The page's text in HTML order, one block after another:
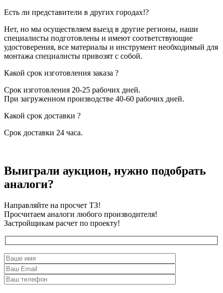
Есть ли представители в других городах!?
Нет, но мы осуществляем выезд в другие регионы, наши
специалисты подготовлены и имеют соответствующие
удостоверения, все материалы и инструмент необходимый для
монтажа специалисты привозят с собой.
Какой срок изготовления заказа ?
Срок изготовления 20-25 рабочих дней.
При загруженном производстве 40-60 рабочих дней.
Какой срок доставки ?
Срок доставки 24 часа.
Выиграли аукцион, нужно подобрать
аналоги?
Направляйте на просчет ТЗ!
Просчитаем аналоги любого производителя!
Застройщикам расчет по проекту!